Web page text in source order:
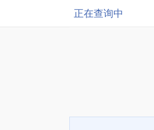
正在查询中